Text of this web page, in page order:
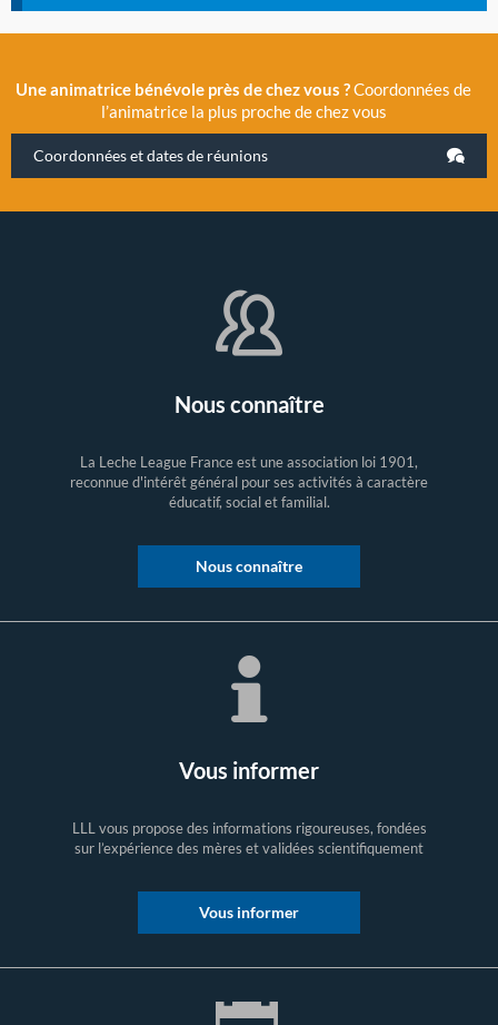
Une animatrice bénévole près de chez vous ?Coordonnées de
l’animatrice la plus proche de chez vous
Coordonnées et dates de réunions
Nous connaître
La Leche League France est une association loi 1901,
reconnue d'intérêt général pour ses activités à caractère
éducatif, social et familial.
Nous connaître
Vous informer
LLL vous propose des informations rigoureuses, fondées
sur l’expérience des mères et validées scientifiquement
Vous informer